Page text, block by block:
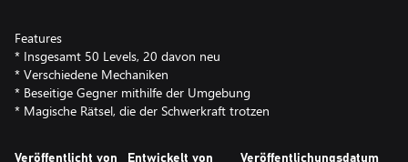
Features
* Insgesamt 50 Levels, 20 davon neu
* Verschiedene Mechaniken
* Beseitige Gegner mithilfe der Umgebung
* Magische Rätsel, die der Schwerkraft trotzen
Veröffentlicht von Entwickelt von Veröffentlichungsdatum